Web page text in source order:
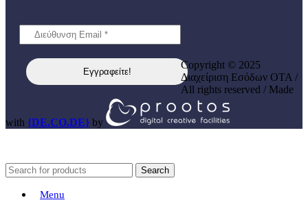
Copyright © 2025
Διαχείριση Εσόδων ΟΤΑ /
All rights reserved / Made
with {DE.CO.DE} by
Search
Menu